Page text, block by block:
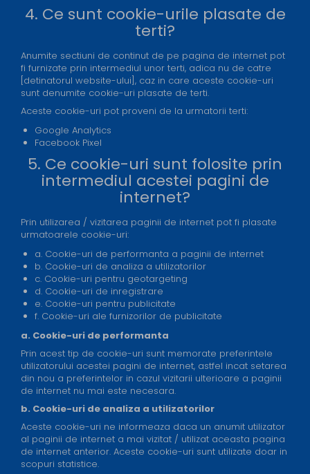
4. Ce sunt cookie-urile plasate de
terti?
Anumite sectiuni de continut de pe pagina de internet pot
fi furnizate prin intermediul unor terti, adica nu de catre
[detinatorul website-ului], caz in care aceste cookie-uri
sunt denumite cookie-uri plasate de terti.
Aceste cookie-uri pot proveni de la urmatorii terti:
Google Analytics
Facebook Pixel
5. Ce cookie-uri sunt folosite prin
intermediul acestei pagini de
internet?
Prin utilizarea / vizitarea paginii de internet pot fi plasate
urmatoarele cookie-uri:
a. Cookie-uri de performanta a paginii de internet
b. Cookie-uri de analiza a utilizatorilor
c. Cookie-uri pentru geotargeting
d. Cookie-uri de inregistrare
e. Cookie-uri pentru publicitate
f. Cookie-uri ale furnizorilor de publicitate
a. Cookie-uri de performanta
Prin acest tip de cookie-uri sunt memorate preferintele
utilizatorului acestei pagini de internet, astfel incat setarea
din nou a preferintelor in cazul vizitarii ulterioare a paginii
de internet nu mai este necesara.
b. Cookie-uri de analiza a utilizatorilor
Aceste cookie-uri ne informeaza daca un anumit utilizator
al paginii de internet a mai vizitat / utilizat aceasta pagina
de internet anterior. Aceste cookie-uri sunt utilizate doar in
scopuri statistice.